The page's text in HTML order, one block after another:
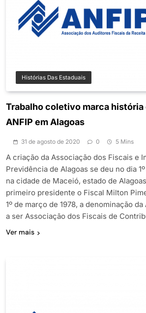
Histórias Das Estaduais
Trabalho coletivo marca história
ANFIP em Alagoas
31 de agosto de 2020 0 5 Mins
A criação da Associação dos Fiscais e
Previdência de Alagoas se deu no dia
na cidade de Maceió, estado de
primeiro presidente o Fiscal Milton
1º de março de 1978, a denominação
a ser Associação dos Fiscais de
Ver mais